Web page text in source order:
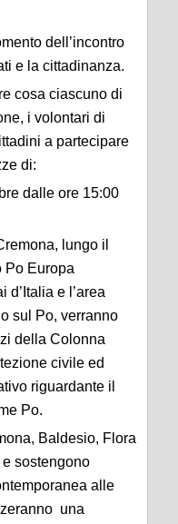
dell’incontro
e la cittadinanza.
cosa ciascuno di
i volontari di
a partecipare
di:
dalle ore 15:00
lungo il
Po Europa
d’Italia e l’area
sul Po, verranno
della Colonna
civile ed
riguardante il
Po.
Baldesio, Flora
sostengono
alle
una